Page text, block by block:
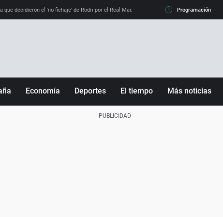
que decidieron el 'no fichaje' de Rodri por el Real Madrid y su 'sí' al Barça La llamada
Programación
Economía Deportes El tiempo Más noticias